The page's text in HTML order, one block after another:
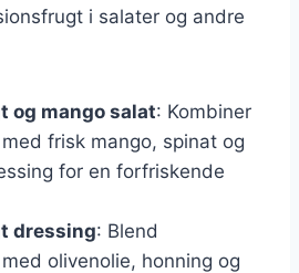
i salater og andre
og mango salat: Kombiner
frisk mango, spinat og
for en forfriskende
dressing: Blend
olivenolie, honning og